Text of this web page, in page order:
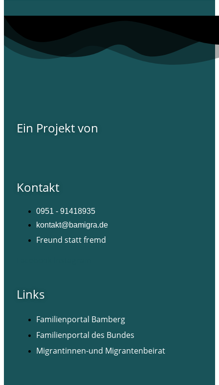
Ein Projekt von
Kontakt
0951 - 91418935
kontakt@bamigra.de
Freund statt fremd
Links
Familienportal Bamberg
Familienportal des Bundes
Migrantinnen-und Migrantenbeirat